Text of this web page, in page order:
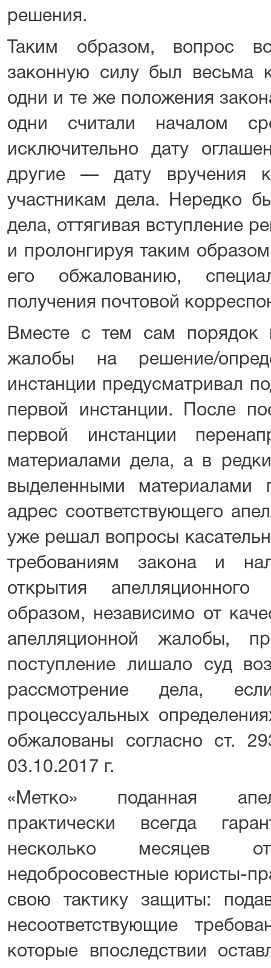
решения.
Таким образом, вопрос
законную силу был весьма
одни и те же положения
одни считали началом
исключительно дату
другие — дату вручения
участникам дела. Нередко
дела, оттягивая вступление
и пролонгируя таким
его обжалованию,
получения почтовой
Вместе с тем сам порядок
жалобы на решение/
инстанции предусматривал
первой инстанции. После
первой инстанции
материалами дела, а в
выделенными материалами
адрес соответствующего
уже решал вопросы
требованиям закона и
открытия апелляционного
образом, независимо от
апелляционной жалобы,
поступление лишало суд
рассмотрение дела,
процессуальных
обжалованы согласно ст.
03.10.2017 г.
«Метко» поданная
практически всегда
несколько месяцев
недобросовестные юристы-
свою тактику защиты:
несоответствующие
которые впоследствии